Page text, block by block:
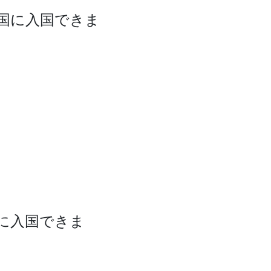
に入国できま
入国できま